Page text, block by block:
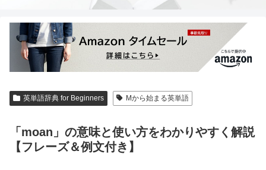
英単語辞典 for Beginners Mから始まる英単語
「moan」の意味と使い方をわかりやすく解説
【フレーズ＆例文付き】